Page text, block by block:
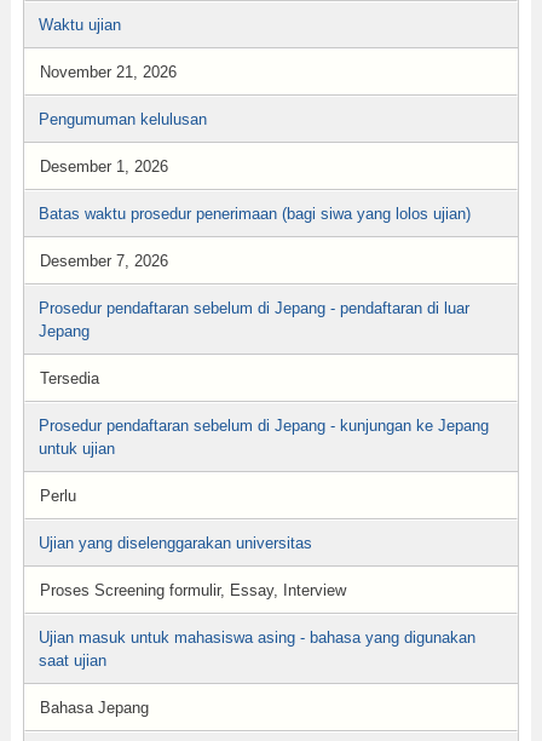
Waktu ujian
November 21, 2026
Pengumuman kelulusan
Desember 1, 2026
Batas waktu prosedur penerimaan (bagi siwa yang lolos ujian)
Desember 7, 2026
Prosedur pendaftaran sebelum di Jepang - pendaftaran di luar
Jepang
Tersedia
Prosedur pendaftaran sebelum di Jepang - kunjungan ke Jepang
untuk ujian
Perlu
Ujian yang diselenggarakan universitas
Proses Screening formulir, Essay, Interview
Ujian masuk untuk mahasiswa asing - bahasa yang digunakan
saat ujian
Bahasa Jepang